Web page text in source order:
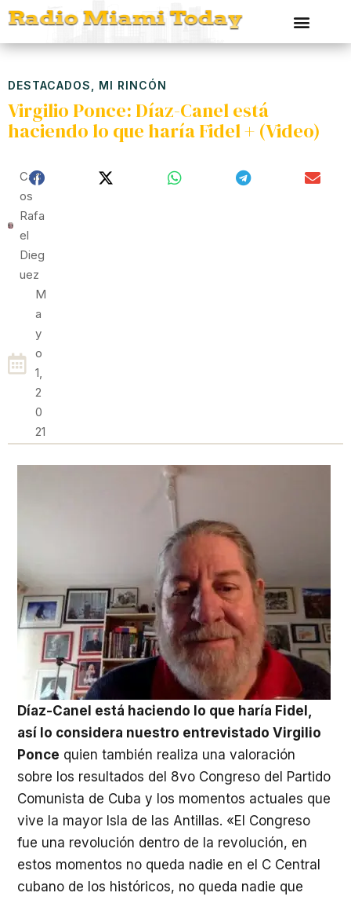
DESTACADOS MI RINCÓN
Virgilio Ponce: Díaz-Canel está
haciendo lo que haría Fidel + (Video)
Carl
Os
Rafa
El
Dieg
Uez
M
A
Y
O
1,
2
0
21
Díaz-Canel está haciendo lo que haría Fidel,
así lo considera nuestro entrevistado Virgilio
Ponce quien también realiza una valoración
sobre los resultados del 8vo Congreso del Partido
Comunista de Cuba y los momentos actuales que
vive la mayor Isla de las Antillas. «El Congreso
fue una revolución dentro de la revolución, en
estos momentos no queda nadie en el C Central
cubano de los históricos, no queda nadie que